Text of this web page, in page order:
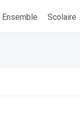
Ensemble Scolaire